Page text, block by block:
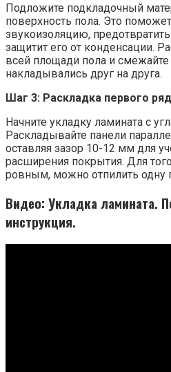
Подложите подкладочный
поверхность пола. Это
звукоизоляцию,
защитит его от конденсации.
всей площади пола и смежайте
накладывались друг на друга.
Шаг 3: Раскладка первого
Начните укладку ламината с
Раскладывайте панели
оставляя зазор 10-12 мм для
расширения покрытия. Для
ровным, можно отпилить одну
Видео: Укладка ламината.
инструкция.